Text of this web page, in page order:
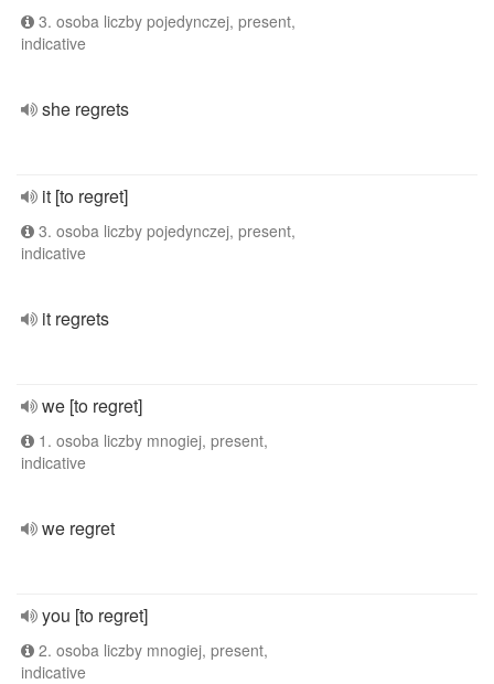
3. osoba liczby pojedynczej, present,
indicative
she regrets
it [to regret]
3. osoba liczby pojedynczej, present,
indicative
it regrets
we [to regret]
1. osoba liczby mnogiej, present,
indicative
we regret
you [to regret]
2. osoba liczby mnogiej, present,
indicative